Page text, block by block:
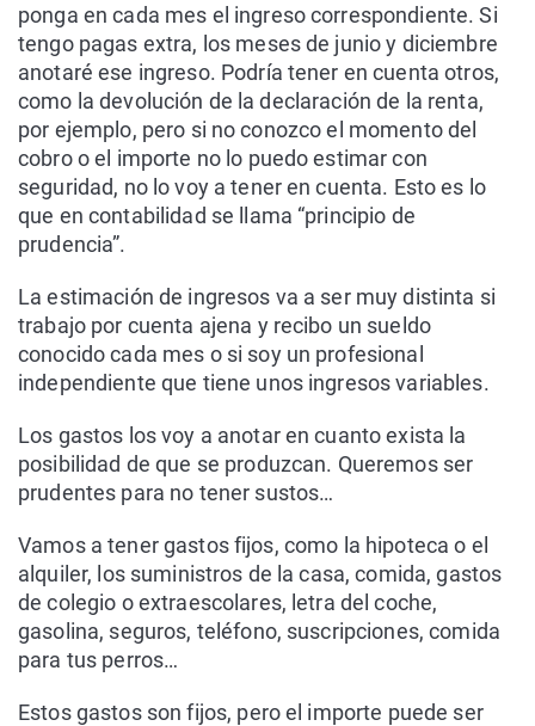
ponga en cada mes el ingreso correspondiente. Si
tengo pagas extra, los meses de junio y diciembre
anotaré ese ingreso. Podría tener en cuenta otros,
como la devolución de la declaración de la renta,
por ejemplo, pero si no conozco el momento del
cobro o el importe no lo puedo estimar con
seguridad, no lo voy a tener en cuenta. Esto es lo
que en contabilidad se llama “principio de
prudencia”.
La estimación de ingresos va a ser muy distinta si
trabajo por cuenta ajena y recibo un sueldo
conocido cada mes o si soy un profesional
independiente que tiene unos ingresos variables.
Los gastos los voy a anotar en cuanto exista la
posibilidad de que se produzcan. Queremos ser
prudentes para no tener sustos…
Vamos a tener gastos fijos, como la hipoteca o el
alquiler, los suministros de la casa, comida, gastos
de colegio o extraescolares, letra del coche,
gasolina, seguros, teléfono, suscripciones, comida
para tus perros…
Estos gastos son fijos, pero el importe puede ser